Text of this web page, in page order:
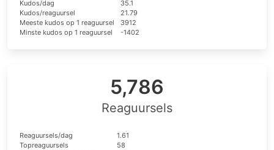
Kudos/dag
35.1
Kudos/reaguursel
21.79
Meeste kudos op 1 reaguursel
3912
Minste kudos op 1 reaguursel
-1402
5,786
Reaguursels
Reaguursels/dag
1.61
Topreaguursels
58